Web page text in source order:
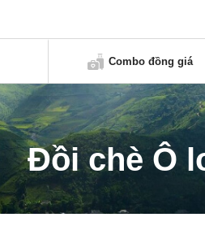
Combo đồng giá
Đồi chè Ô